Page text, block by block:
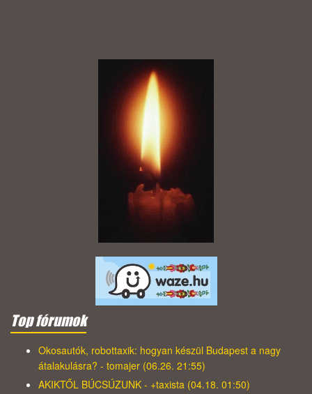
Top fórumok
Okosautók, robottaxik: hogyan készül Budapest a nagy
átalakulásra? - tomajer (06.26. 21:55)
AKIKTŐL BÚCSÚZUNK - +taxista (04.18. 01:50)